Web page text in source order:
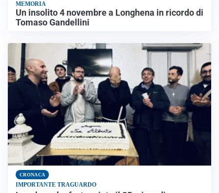
MEMORIA
Un insolito 4 novembre a Longhena in ricordo di
Tomaso Gandellini
CRONACA
IMPORTANTE TRAGUARDO